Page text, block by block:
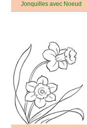
Jonquilles avec Noeud